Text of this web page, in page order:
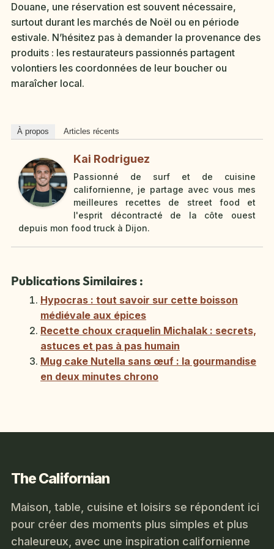
Douane, une réservation est souvent nécessaire,
surtout durant les marchés de Noël ou en période
estivale. N’hésitez pas à demander la provenance des
produits : les restaurateurs passionnés partagent
volontiers les coordonnées de leur boucher ou
maraîcher local.
À propos Articles récents
Kai Rodriguez
Passionné de surf et de cuisine
californienne, je partage avec vous mes
meilleures recettes de street food et
l'esprit décontracté de la côte ouest
depuis mon food truck à Dijon.
Publications Similaires :
Hypocras : tout savoir sur cette boisson
médiévale aux épices
Recette choux craquelin Michalak : secrets,
astuces et pas à pas humain
Mug cake Nutella sans œuf : la gourmandise
en deux minutes chrono
The Californian
Maison, table, cuisine et loisirs se répondent ici
pour créer des moments plus simples et plus
chaleureux, avec une inspiration californienne